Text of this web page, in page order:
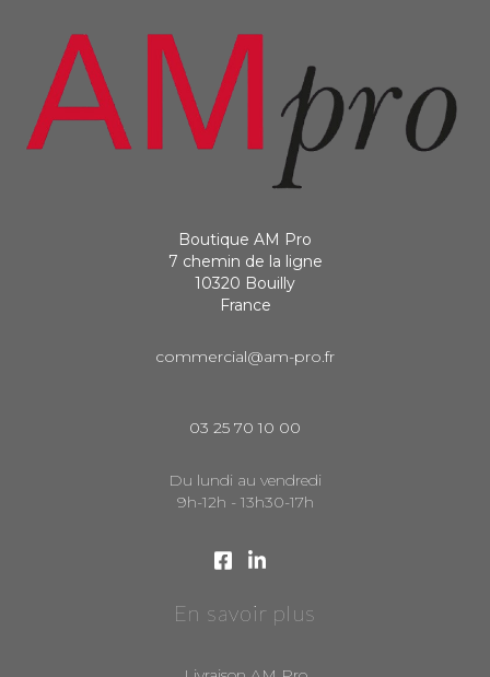
Boutique AM Pro
7 chemin de la ligne
10320 Bouilly
France
commercial@am-pro.fr
03 25 70 10 00
Du lundi au vendredi
9h-12h - 13h30-17h
En savoir plus